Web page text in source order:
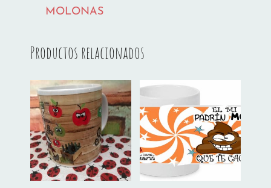
MOLONAS
Productos relacionados